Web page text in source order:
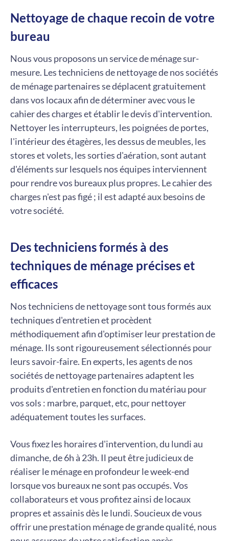
Nettoyage de chaque recoin de votre
bureau
Nous vous proposons un service de ménage sur-
mesure. Les techniciens de nettoyage de nos sociétés
de ménage partenaires se déplacent gratuitement
dans vos locaux afin de déterminer avec vous le
cahier des charges et établir le devis d'intervention.
Nettoyer les interrupteurs, les poignées de portes,
l'intérieur des étagères, les dessus de meubles, les
stores et volets, les sorties d'aération, sont autant
d'éléments sur lesquels nos équipes interviennent
pour rendre vos bureaux plus propres. Le cahier des
charges n'est pas figé ; il est adapté aux besoins de
votre société.
Des techniciens formés à des
techniques de ménage précises et
efficaces
Nos techniciens de nettoyage sont tous formés aux
techniques d'entretien et procèdent
méthodiquement afin d'optimiser leur prestation de
ménage. Ils sont rigoureusement sélectionnés pour
leurs savoir-faire. En experts, les agents de nos
sociétés de nettoyage partenaires adaptent les
produits d'entretien en fonction du matériau pour
vos sols : marbre, parquet, etc, pour nettoyer
adéquatement toutes les surfaces.
Vous fixez les horaires d'intervention, du lundi au
dimanche, de 6h à 23h. Il peut être judicieux de
réaliser le ménage en profondeur le week-end
lorsque vos bureaux ne sont pas occupés. Vos
collaborateurs et vous profitez ainsi de locaux
propres et assainis dès le lundi. Soucieux de vous
offrir une prestation ménage de grande qualité, nous